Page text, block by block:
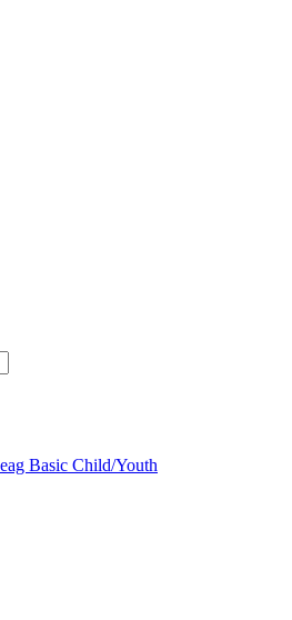
Basic Child/Youth